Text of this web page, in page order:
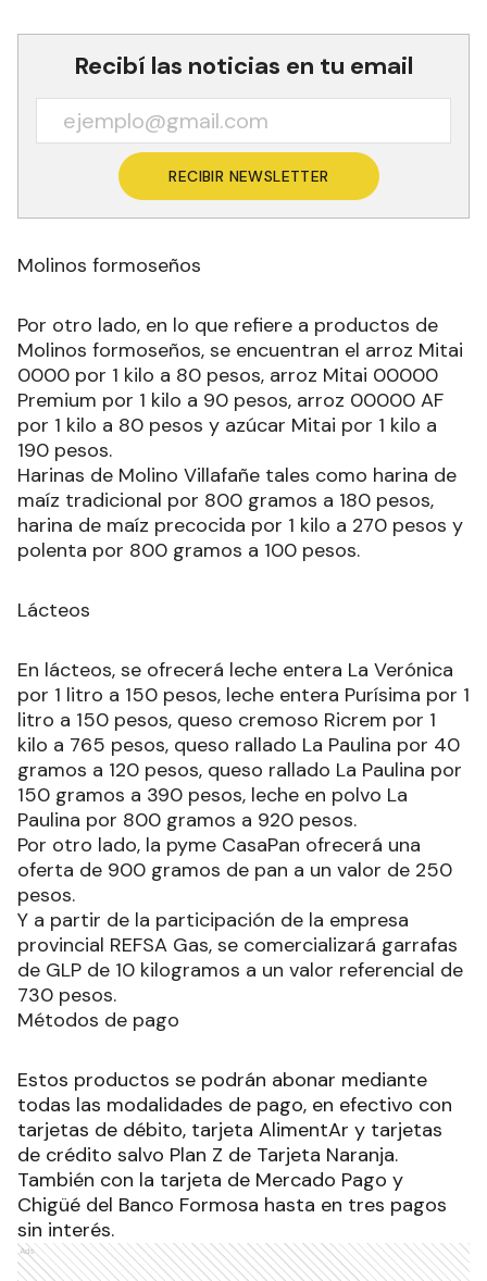
Recibí las noticias en tu email
RECIBIR NEWSLETTER
Molinos formoseños
Por otro lado, en lo que refiere a productos de
Molinos formoseños, se encuentran el arroz Mitai
0000 por 1 kilo a 80 pesos, arroz Mitai 00000
Premium por 1 kilo a 90 pesos, arroz 00000 AF
por 1 kilo a 80 pesos y azúcar Mitai por 1 kilo a
190 pesos.
Harinas de Molino Villafañe tales como harina de
maíz tradicional por 800 gramos a 180 pesos,
harina de maíz precocida por 1 kilo a 270 pesos y
polenta por 800 gramos a 100 pesos.
Lácteos
En lácteos, se ofrecerá leche entera La Verónica
por 1 litro a 150 pesos, leche entera Purísima por 1
litro a 150 pesos, queso cremoso Ricrem por 1
kilo a 765 pesos, queso rallado La Paulina por 40
gramos a 120 pesos, queso rallado La Paulina por
150 gramos a 390 pesos, leche en polvo La
Paulina por 800 gramos a 920 pesos.
Por otro lado, la pyme CasaPan ofrecerá una
oferta de 900 gramos de pan a un valor de 250
pesos.
Y a partir de la participación de la empresa
provincial REFSA Gas, se comercializará garrafas
de GLP de 10 kilogramos a un valor referencial de
730 pesos.
Métodos de pago
Estos productos se podrán abonar mediante
todas las modalidades de pago, en efectivo con
tarjetas de débito, tarjeta AlimentAr y tarjetas
de crédito salvo Plan Z de Tarjeta Naranja.
También con la tarjeta de Mercado Pago y
Chigüé del Banco Formosa hasta en tres pagos
sin interés.
Ads